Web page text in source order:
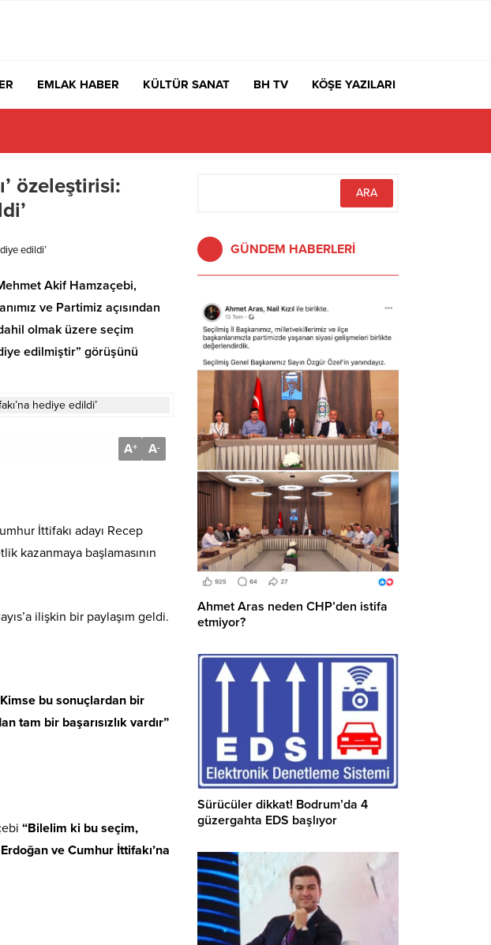
EMLAK HABER KÜLTÜR SANAT BH TV KÖŞE YAZILARI
özeleştirisi:
edildi’
Akif Hamzaçebi,
ve Partimiz açısından
olmak üzere seçim
edilmiştir” görüşünü
A+ A-
İttifakı adayı Recep
kazanmaya başlamasının
ilişkin bir paylaşım geldi.
bu sonuçlardan bir
tam bir başarısızlık vardır”
“Bilelim ki bu seçim,
ve Cumhur İttifakı’na
GÜNDEM HABERLERİ
Ahmet Aras neden CHP’den istifa
etmiyor?
Sürücüler dikkat! Bodrum’da 4
güzergahta EDS başlıyor